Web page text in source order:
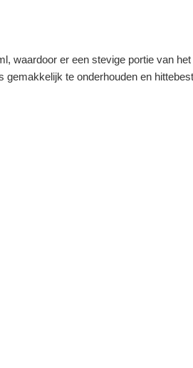
waardoor er een stevige portie van
te onderhouden en